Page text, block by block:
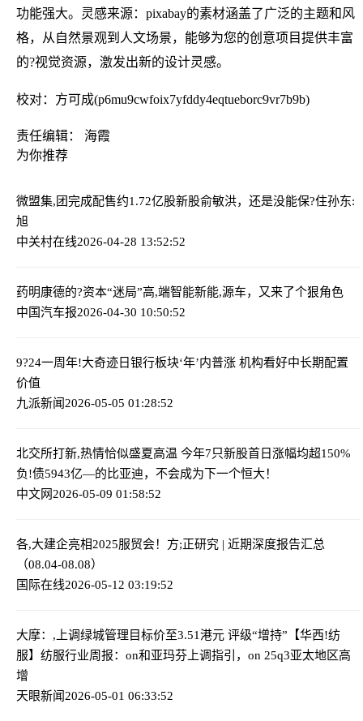
功能强大。灵感来源：pixabay的素材涵盖了广泛的主题和风
格，从自然景观到人文场景，能够为您的创意项目提供丰富
的?视觉资源，激发出新的设计灵感。
校对：方可成(p6mu9cwfoix7yfddy4eqtueborc9vr7b9b)
责任编辑： 海霞
为你推荐
微盟集,团完成配售约1.72亿股新股俞敏洪，还是没能保?住孙东:
旭
中关村在线2026-04-28 13:52:52
药明康德的?资本“迷局”高,端智能新能,源车，又来了个狠角色
中国汽车报2026-04-30 10:50:52
9?24一周年!大奇迹日银行板块‘年’内普涨 机构看好中长期配置
价值
九派新闻2026-05-05 01:28:52
北交所打新,热情恰似盛夏高温 今年7只新股首日涨幅均超150%
负!债5943亿—的比亚迪，不会成为下一个恒大！
中文网2026-05-09 01:58:52
各,大建企亮相2025服贸会！ 方;正研究 | 近期深度报告汇总
（08.04-08.08）
国际在线2026-05-12 03:19:52
大摩：,上调绿城管理目标价至3.51港元 评级“增持” 【华西!纺
服】纺服行业周报：on和亚玛芬上调指引，on 25q3亚太地区高
增
天眼新闻2026-05-01 06:33:52